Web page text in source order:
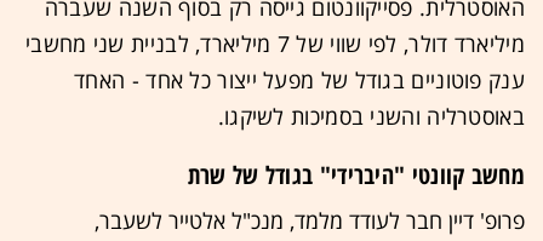
האוסטרלית. פסייקוונטום גייסה רק בסוף השנה שעברה
מיליארד דולר, לפי שווי של 7 מיליארד, לבניית שני מחשבי
ענק פוטוניים בגודל של מפעל ייצור כל אחד - האחד
באוסטרליה והשני בסמיכות לשיקגו.
מחשב קוונטי "היברידי" בגודל של שרת
פרופ' דיין חבר לעודד מלמד, מנכ"ל אלטייר לשעבר,